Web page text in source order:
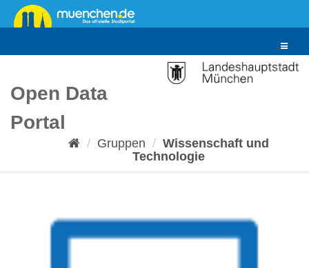
Überspringen
zum
Toggle
Open Data
Portal
Gruppen
Wissenschaft und
Technologie